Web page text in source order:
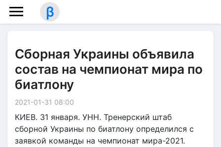
β
Сборная Украины объявила
состав на чемпионат мира по
биатлону
2021-01-31 08:00
КИЕВ. 31 января. УНН. Тренерский штаб
сборной Украины по биатлону определился с
заявкой команды на чемпионат мира-2021.